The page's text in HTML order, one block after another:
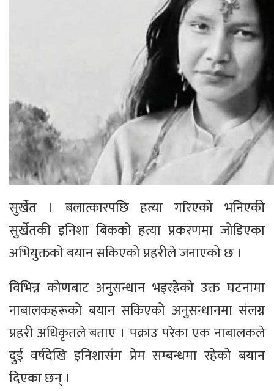
सुर्खेत । बलात्कारपछि हत्या गरिएको भनिएकी
सुर्खेतकी इनिशा बिकको हत्या प्रकरणमा जोडिएका
अभियुक्तको बयान सकिएको प्रहरीले जनाएको छ ।
विभिन्न कोणबाट अनुसन्धान भइरहेको उक्त घटनामा
नाबालकहरूको बयान सकिएको अनुसन्धानमा संलग्न
प्रहरी अधिकृतले बताए । पक्राउ परेका एक नाबालकले
दुई वर्षदेखि इनिशासंग प्रेम सम्बन्धमा रहेको बयान
दिएका छन् ।